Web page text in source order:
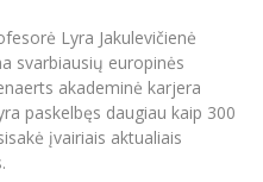
studijų centras
"CRIS"
kėlimas
aktų duomenų bazė
Lyra Jakulevičienė
svarbiausių europinės
akademinė karjera
paskelbęs daugiau kaip 300
įvairiais aktualiais